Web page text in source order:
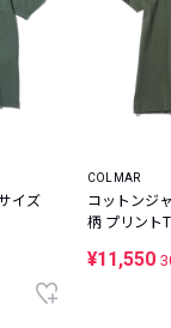
イズ
COLMAR
コットンジ
柄 プリント
¥11,550